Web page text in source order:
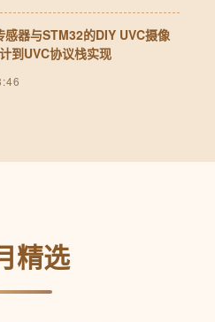
感器与STM32的DIY UVC摄像
到UVC协议栈实现
精选